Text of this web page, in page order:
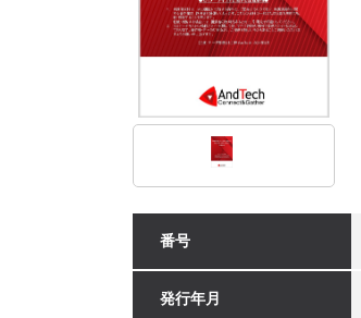
番号
発行年月